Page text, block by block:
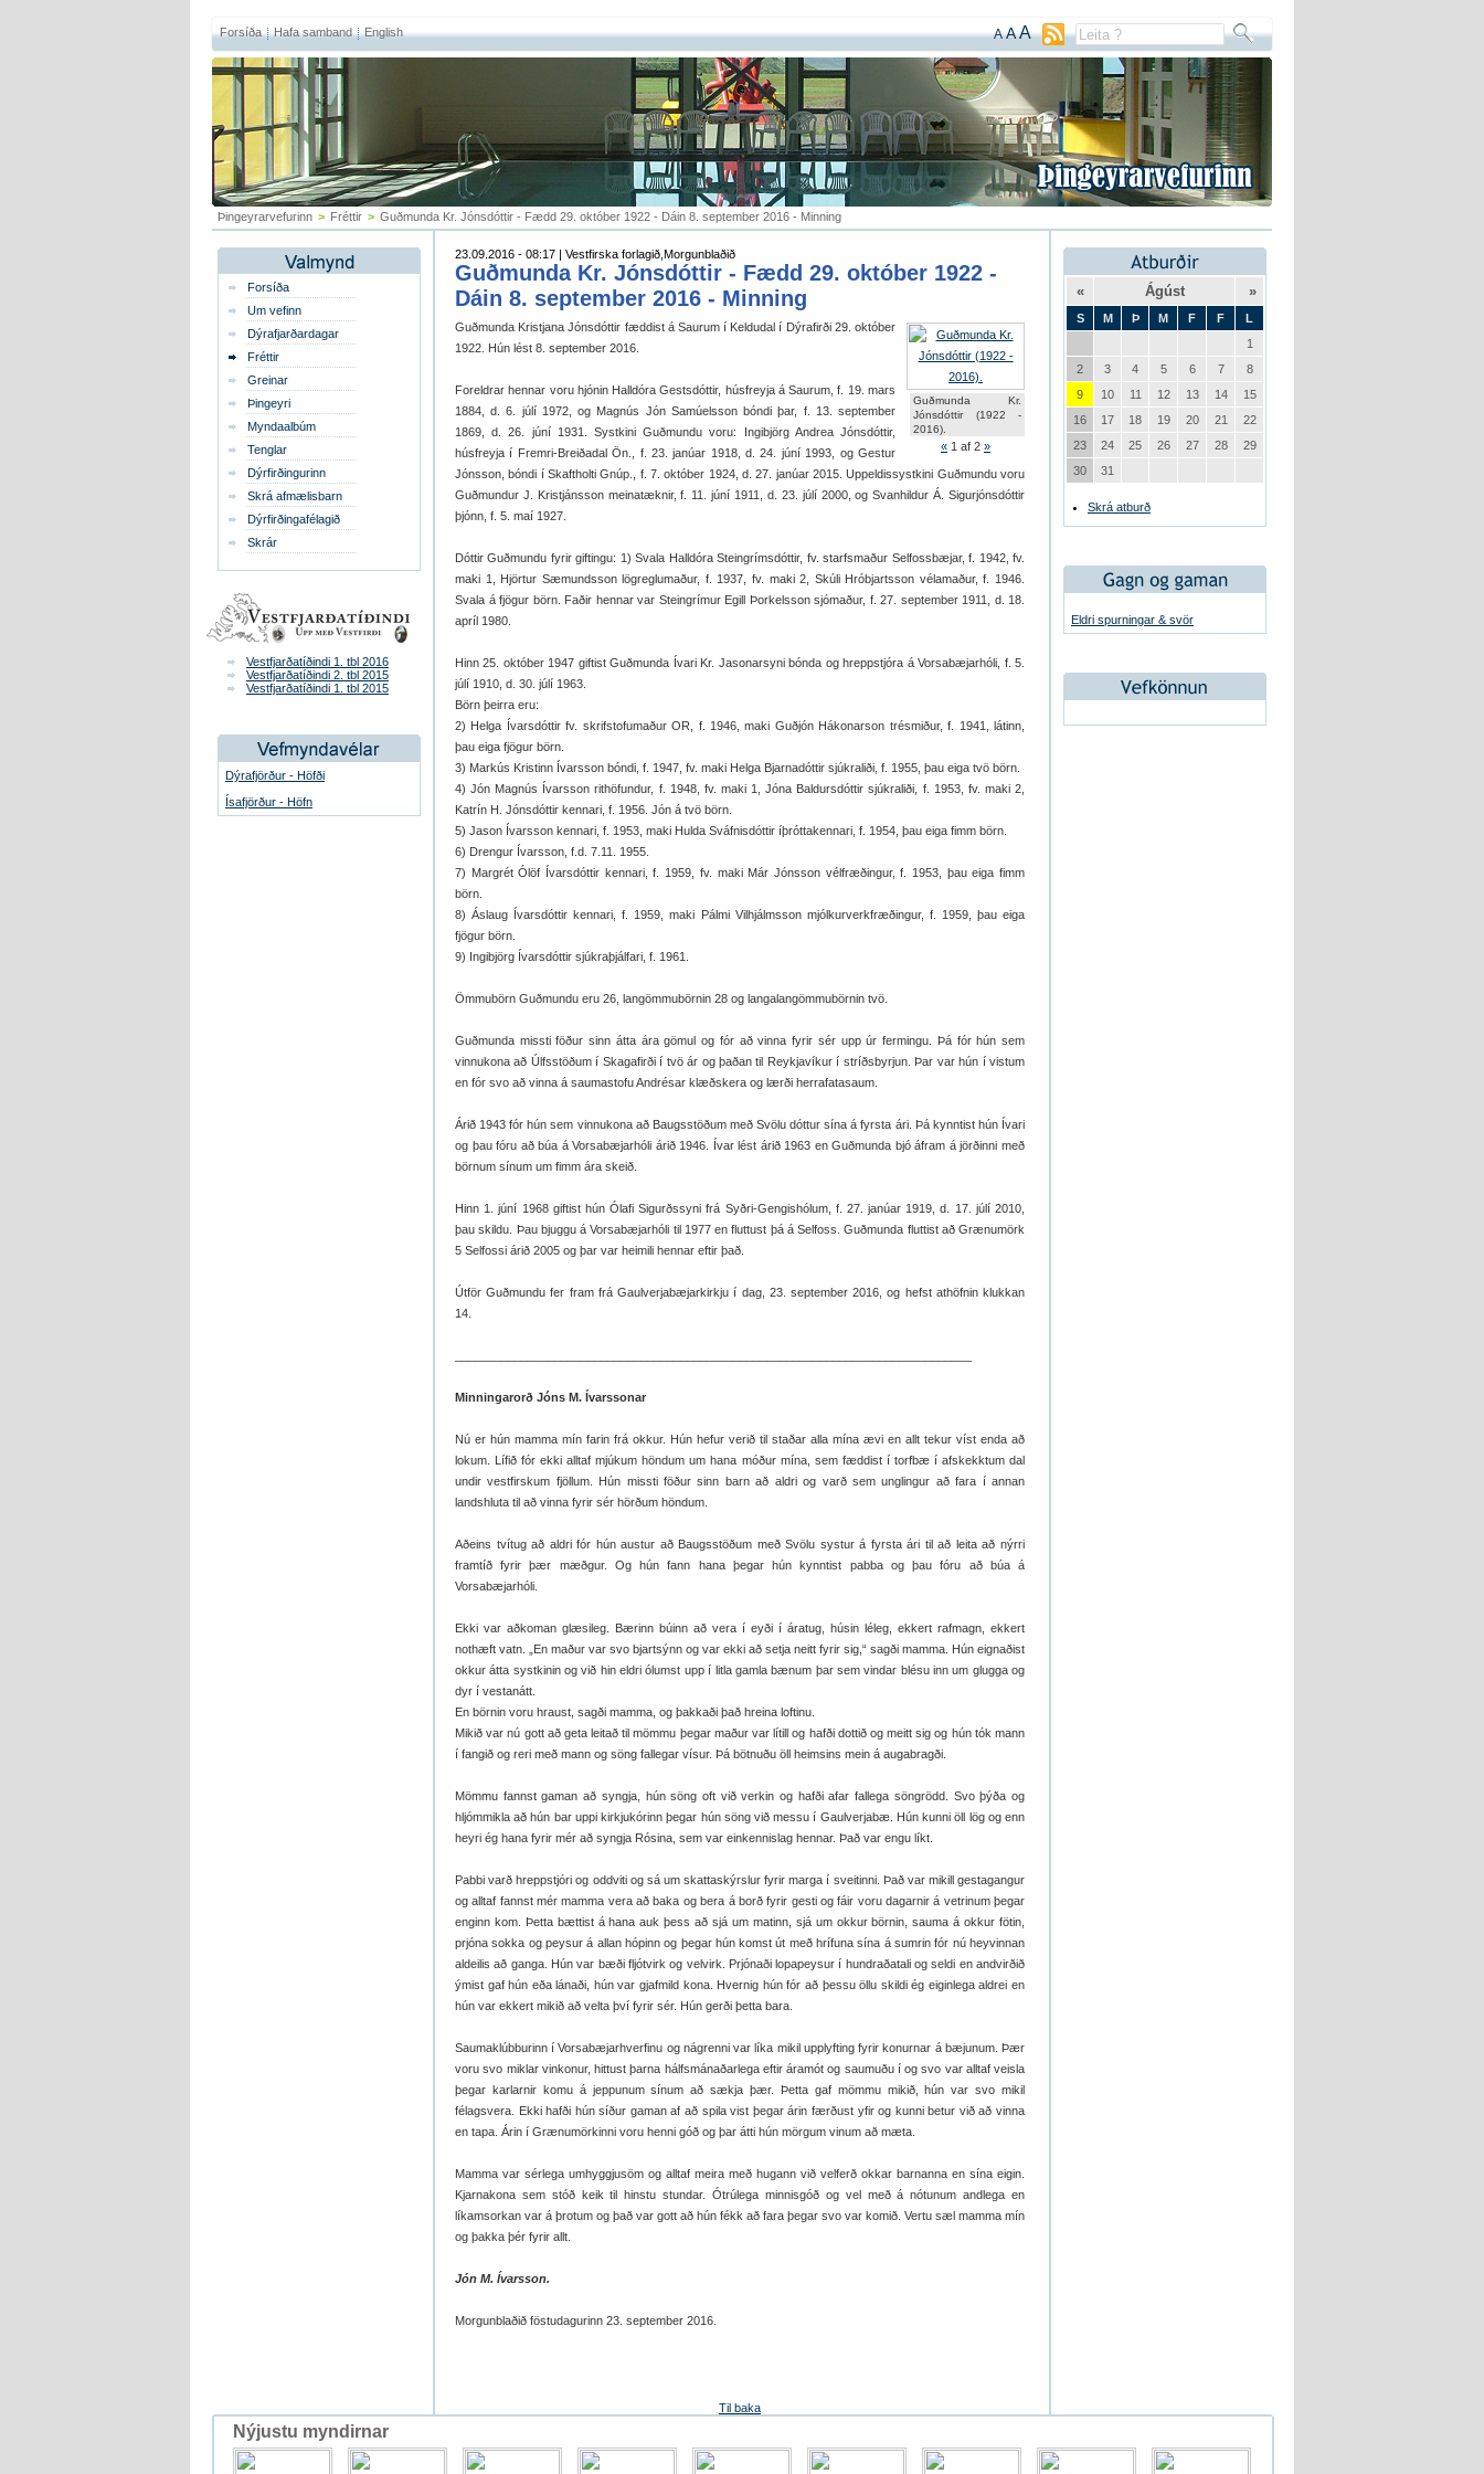
Forsíða Hafa samband English A AA
Þingeyrarvefurinn > Fréttir > Guðmunda Kr. Jónsdóttir - Fædd 29. október 1922 - Dáin 8. september 2016 - Minning
Forsíða
Um vefinn
Dýrafjarðardagar
Fréttir
Greinar
Þingeyri
Myndaalbúm
Tenglar
Dýrfirðingurinn
Skrá afmælisbarn
Dýrfirðingafélagið
Skrár
Vestfjarðatíðindi 1. tbl 2016
Vestfjarðatíðindi 2. tbl 2015
Vestfjarðatíðindi 1. tbl 2015
Dýrafjörður - Höfði
Ísafjörður - Höfn
23.09.2016 - 08:17 | Vestfirska forlagið,Morgunblaðið
Guðmunda Kr. Jónsdóttir - Fædd 29. október 1922 -
Dáin 8. september 2016 - Minning
Guðmunda Kr.
Jónsdóttir (1922 -
2016).
« 1 af 2 »
Guðmunda Kristjana Jónsdóttir fæddist á Saurum í Keldudal í Dýrafirði 29. október
1922. Hún lést 8. september 2016.
Foreldrar hennar voru hjónin Halldóra Gestsdóttir, húsfreyja á Saurum, f. 19. mars
1884, d. 6. júlí 1972, og Magnús Jón Samúelsson bóndi þar, f. 13. september
1869, d. 26. júní 1931. Systkini Guðmundu voru: Ingibjörg Andrea Jónsdóttir,
húsfreyja í Fremri-Breiðadal Ön., f. 23. janúar 1918, d. 24. júní 1993, og Gestur
Jónsson, bóndi í Skaftholti Gnúp., f. 7. október 1924, d. 27. janúar 2015. Uppeldissystkini Guðmundu voru
Guðmundur J. Kristjánsson meinatæknir, f. 11. júní 1911, d. 23. júlí 2000, og Svanhildur Á. Sigurjónsdóttir
þjónn, f. 5. maí 1927.
Dóttir Guðmundu fyrir giftingu: 1) Svala Halldóra Steingrímsdóttir, fv. starfsmaður Selfossbæjar, f. 1942, fv.
maki 1, Hjörtur Sæmundsson lögreglumaður, f. 1937, fv. maki 2, Skúli Hróbjartsson vélamaður, f. 1946.
Svala á fjögur börn. Faðir hennar var Steingrímur Egill Þorkelsson sjómaður, f. 27. september 1911, d. 18.
apríl 1980.
Hinn 25. október 1947 giftist Guðmunda Ívari Kr. Jasonarsyni bónda og hreppstjóra á Vorsabæjarhóli, f. 5.
júlí 1910, d. 30. júlí 1963.
Börn þeirra eru:
2) Helga Ívarsdóttir fv. skrifstofumaður OR, f. 1946, maki Guðjón Hákonarson trésmiður, f. 1941, látinn,
þau eiga fjögur börn.
3) Markús Kristinn Ívarsson bóndi, f. 1947, fv. maki Helga Bjarnadóttir sjúkraliði, f. 1955, þau eiga tvö börn.
4) Jón Magnús Ívarsson rithöfundur, f. 1948, fv. maki 1, Jóna Baldursdóttir sjúkraliði, f. 1953, fv. maki 2,
Katrín H. Jónsdóttir kennari, f. 1956. Jón á tvö börn.
5) Jason Ívarsson kennari, f. 1953, maki Hulda Sváfnisdóttir íþróttakennari, f. 1954, þau eiga fimm börn.
6) Drengur Ívarsson, f.d. 7.11. 1955.
7) Margrét Ólöf Ívarsdóttir kennari, f. 1959, fv. maki Már Jónsson vélfræðingur, f. 1953, þau eiga fimm
börn.
8) Áslaug Ívarsdóttir kennari, f. 1959, maki Pálmi Vilhjálmsson mjólkurverkfræðingur, f. 1959, þau eiga
fjögur börn.
9) Ingibjörg Ívarsdóttir sjúkraþjálfari, f. 1961.
Ömmubörn Guðmundu eru 26, langömmubörnin 28 og langalangömmubörnin tvö.
Guðmunda missti föður sinn átta ára gömul og fór að vinna fyrir sér upp úr fermingu. Þá fór hún sem
vinnukona að Úlfsstöðum í Skagafirði í tvö ár og þaðan til Reykjavíkur í stríðsbyrjun. Þar var hún í vistum
en fór svo að vinna á saumastofu Andrésar klæðskera og lærði herrafatasaum.
Árið 1943 fór hún sem vinnukona að Baugsstöðum með Svölu dóttur sína á fyrsta ári. Þá kynntist hún Ívari
og þau fóru að búa á Vorsabæjarhóli árið 1946. Ívar lést árið 1963 en Guðmunda bjó áfram á jörðinni með
börnum sínum um fimm ára skeið.
Hinn 1. júní 1968 giftist hún Ólafi Sigurðssyni frá Syðri-Gengishólum, f. 27. janúar 1919, d. 17. júlí 2010,
þau skildu. Þau bjuggu á Vorsabæjarhóli til 1977 en fluttust þá á Selfoss. Guðmunda fluttist að Grænumörk
5 Selfossi árið 2005 og þar var heimili hennar eftir það.
Útför Guðmundu fer fram frá Gaulverjabæjarkirkju í dag, 23. september 2016, og hefst athöfnin klukkan
14.
Minningarorð Jóns M. Ívarssonar
Nú er hún mamma mín farin frá okkur. Hún hefur verið til staðar alla mína ævi en allt tekur víst enda að
lokum. Lífið fór ekki alltaf mjúkum höndum um hana móður mína, sem fæddist í torfbæ í afskekktum dal
undir vestfirskum fjöllum. Hún missti föður sinn barn að aldri og varð sem unglingur að fara í annan
landshluta til að vinna fyrir sér hörðum höndum.
Aðeins tvítug að aldri fór hún austur að Baugsstöðum með Svölu systur á fyrsta ári til að leita að nýrri
framtíð fyrir þær mæðgur. Og hún fann hana þegar hún kynntist pabba og þau fóru að búa á
Vorsabæjarhóli.
Ekki var aðkoman glæsileg. Bærinn búinn að vera í eyði í áratug, húsin léleg, ekkert rafmagn, ekkert
nothæft vatn. „En maður var svo bjartsýnn og var ekki að setja neitt fyrir sig,“ sagði mamma. Hún eignaðist
okkur átta systkinin og við hin eldri ólumst upp í litla gamla bænum þar sem vindar blésu inn um glugga og
dyr í vestanátt.
En börnin voru hraust, sagði mamma, og þakkaði það hreina loftinu.
Mikið var nú gott að geta leitað til mömmu þegar maður var lítill og hafði dottið og meitt sig og hún tók mann
í fangið og reri með mann og söng fallegar vísur. Þá bötnuðu öll heimsins mein á augabragði.
Mömmu fannst gaman að syngja, hún söng oft við verkin og hafði afar fallega söngrödd. Svo þýða og
hljómmikla að hún bar uppi kirkjukórinn þegar hún söng við messu í Gaulverjabæ. Hún kunni öll lög og enn
heyri ég hana fyrir mér að syngja Rósina, sem var einkennislag hennar. Það var engu líkt.
Pabbi varð hreppstjóri og oddviti og sá um skattaskýrslur fyrir marga í sveitinni. Það var mikill gestagangur
og alltaf fannst mér mamma vera að baka og bera á borð fyrir gesti og fáir voru dagarnir á vetrinum þegar
enginn kom. Þetta bættist á hana auk þess að sjá um matinn, sjá um okkur börnin, sauma á okkur fötin,
prjóna sokka og peysur á allan hópinn og þegar hún komst út með hrífuna sína á sumrin fór nú heyvinnan
aldeilis að ganga. Hún var bæði fljótvirk og velvirk. Prjónaði lopapeysur í hundraðatali og seldi en andvirðið
ýmist gaf hún eða lánaði, hún var gjafmild kona. Hvernig hún fór að þessu öllu skildi ég eiginlega aldrei en
hún var ekkert mikið að velta því fyrir sér. Hún gerði þetta bara.
Saumaklúbburinn í Vorsabæjarhverfinu og nágrenni var líka mikil upplyfting fyrir konurnar á bæjunum. Þær
voru svo miklar vinkonur, hittust þarna hálfsmánaðarlega eftir áramót og saumuðu í og svo var alltaf veisla
þegar karlarnir komu á jeppunum sínum að sækja þær. Þetta gaf mömmu mikið, hún var svo mikil
félagsvera. Ekki hafði hún síður gaman af að spila vist þegar árin færðust yfir og kunni betur við að vinna
en tapa. Árin í Grænumörkinni voru henni góð og þar átti hún mörgum vinum að mæta.
Mamma var sérlega umhyggjusöm og alltaf meira með hugann við velferð okkar barnanna en sína eigin.
Kjarnakona sem stóð keik til hinstu stundar. Ótrúlega minnisgóð og vel með á nótunum andlega en
líkamsorkan var á þrotum og það var gott að hún fékk að fara þegar svo var komið. Vertu sæl mamma mín
og þakka þér fyrir allt.
Jón M. Ívarsson.
Morgunblaðið föstudagurinn 23. september 2016.
Til baka
« Ágúst »
S M Þ M F F
L
1
2
3 4 5 6 7
8
9
10 11 12 13 14
15
16
17 18 19 20 21
22
23
24 25 26 27 28
29
30
31
Skrá atburð
Eldri spurningar & svör
Nýjustu myndirnar